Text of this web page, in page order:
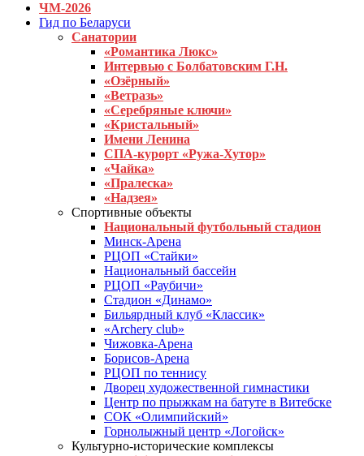
ЧМ-2026
Гид по Беларуси
Санатории
«Романтика Люкс»
Интервью с Болбатовским Г.Н.
«Озёрный»
«Ветразь»
«Серебряные ключи»
«Кристальный»
Имени Ленина
СПА-курорт «Ружа-Хутор»
«Чайка»
«Пралеска»
«Надзея»
Спортивные объекты
Национальный футбольный стадион
Минск-Арена
РЦОП «Стайки»
Национальный бассейн
РЦОП «Раубичи»
Стадион «Динамо»
Бильярдный клуб «Классик»
«Archery club»
Чижовка-Арена
Борисов-Арена
РЦОП по теннису
Дворец художественной гимнастики
Центр по прыжкам на батуте в Витебске
СОК «Олимпийский»
Горнолыжный центр «Логойск»
Культурно-исторические комплексы